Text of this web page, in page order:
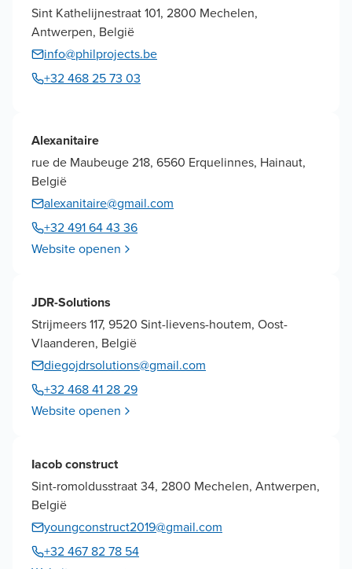
Sint Kathelijnestraat 101, 2800 Mechelen,
Antwerpen, België
info@philprojects.be
+32 468 25 73 03
Alexanitaire
rue de Maubeuge 218, 6560 Erquelinnes, Hainaut,
België
alexanitaire@gmail.com
+32 491 64 43 36
Website openen
JDR-Solutions
Strijmeers 117, 9520 Sint-lievens-houtem, Oost-
Vlaanderen, België
diegojdrsolutions@gmail.com
+32 468 41 28 29
Website openen
Iacob construct
Sint-romoldusstraat 34, 2800 Mechelen, Antwerpen,
België
youngconstruct2019@gmail.com
+32 467 82 78 54